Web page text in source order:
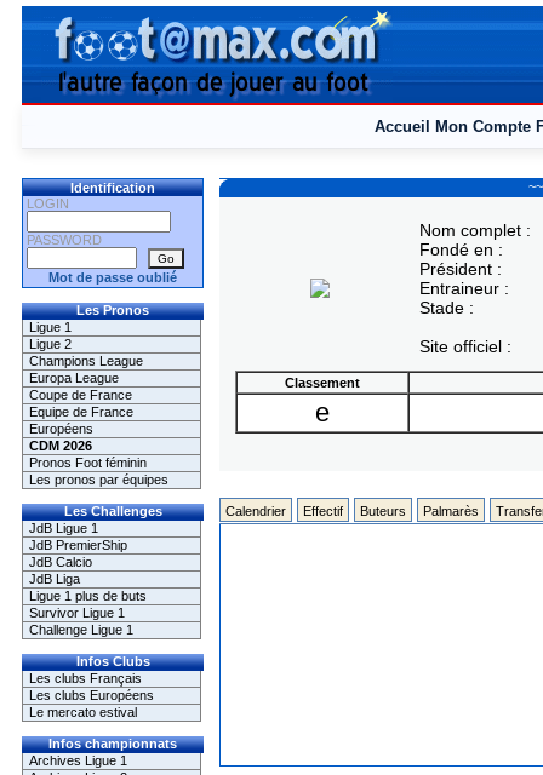
Accueil Mon Compte
Identification
LOGIN
PASSWORD
Mot de passe oublié
Les Pronos
Ligue 1
Ligue 2
Champions League
Europa League
Coupe de France
Equipe de France
Européens
CDM 2026
Pronos Foot féminin
Les pronos par équipes
Les Challenges
JdB Ligue 1
JdB PremierShip
JdB Calcio
JdB Liga
Ligue 1 plus de buts
Survivor Ligue 1
Challenge Ligue 1
Infos Clubs
Les clubs Français
Les clubs Européens
Le mercato estival
Infos championnats
Archives Ligue 1
Nom complet :
Fondé en :
Président :
Entraineur :
Stade :
Site officiel :
Classement
e
Calendrier Effectif Buteurs Palmarès